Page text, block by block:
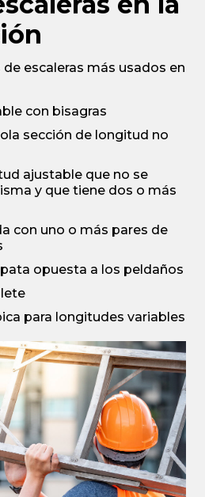
escaleras más usados en
con bisagras
sección de longitud no
ajustable que no se
y que tiene dos o más
con uno o más pares de
opuesta a los peldaños
para longitudes variables